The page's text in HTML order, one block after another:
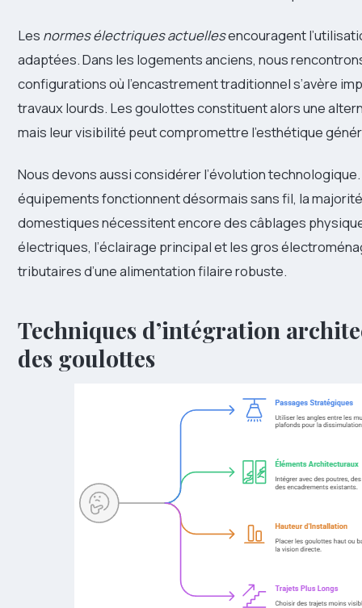
Les normes électriques actuellesencouragent
adaptées. Dans les logements anciens, nous
configurations où l’encastrement traditionnel s’avère
travaux lourds. Les goulottes constituent alors une
mais leur visibilité peut compromettre l’esthétique
Nous devons aussi considérer l’évolution
équipements fonctionnent désormais sans fil, la
domestiques nécessitent encore des câblages
électriques, l’éclairage principal et les gros
tributaires d’une alimentation filaire robuste.
Techniques d’intégration
des goulottes